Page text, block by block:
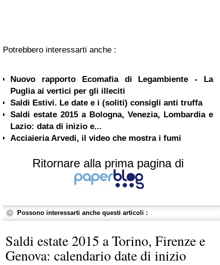
Potrebbero interessarti anche :
Nuovo rapporto Ecomafia di Legambiente - La
Puglia ai vertici per gli illeciti
Saldi Estivi. Le date e i (soliti) consigli anti truffa
Saldi estate 2015 a Bologna, Venezia, Lombardia e
Lazio: data di inizio e...
Acciaieria Arvedi, il video che mostra i fumi
Ritornare alla prima pagina di
Possono interessarti anche questi articoli :
Saldi estate 2015 a Torino, Firenze e
Genova: calendario date di inizio